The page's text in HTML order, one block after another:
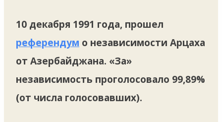
10 декабря 1991 года, прошел
референдум о независимости Арцаха
от Азербайджана. «За»
независимость проголосовало 99,89%
(от числа голосовавших).